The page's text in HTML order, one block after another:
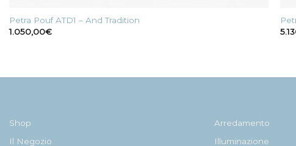
Petra Pouf ATD1 – And Tradition
1.050,00€
Shop
Il Negozio
Arredamento
Illuminazione